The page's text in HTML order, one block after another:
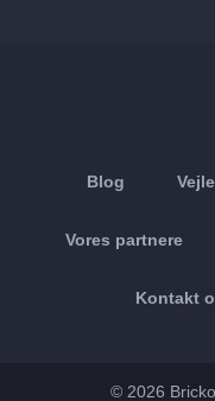
Blog
Vores partnere
Kontakt
© 2026